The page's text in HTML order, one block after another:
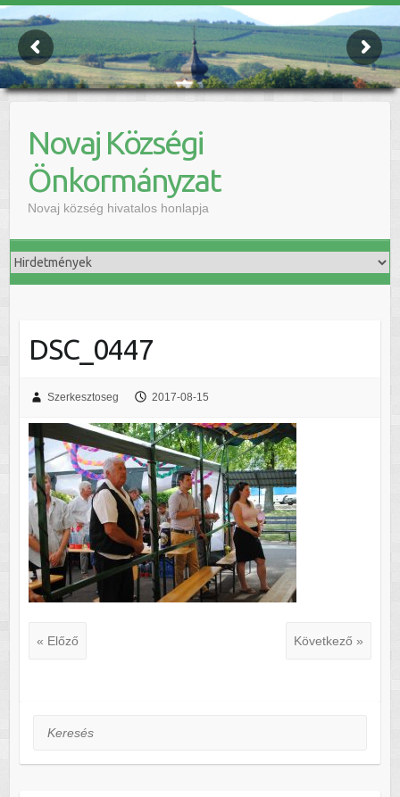
Novaj Községi
Önkormányzat
Novaj község hivatalos honlapja
DSC_0447
Szerkesztoseg 2017-08-15
« Előző Következő »
Keresés